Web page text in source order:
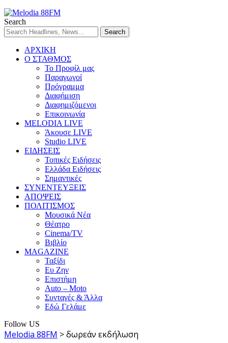
Search
ΑΡΧΙΚΗ
Ο ΣΤΑΘΜΟΣ
Το Προφίλ μας
Παραγωγοί
Πρόγραμμα
Διαφήμιση
Διαφημιζόμενοι
Επικοινωνία
MELODIA LIVE
Άκουσε LIVE
Studio LIVE
ΕΙΔΗΣΕΙΣ
Τοπικές Ειδήσεις
Ελλάδα Ειδήσεις
Σημαντικές
ΣΥΝΕΝΤΕΥΞΕΙΣ
ΑΠΟΨΕΙΣ
ΠΟΛΙΤΙΣΜΟΣ
Μουσικά Νέα
Θέατρο
Cinema/TV
Βιβλίο
MAGAZINE
Ταξίδι
Ευ Ζην
Επιστήμη
Auto – Moto
Συνταγές & Άλλα
Εδώ Γελάμε
Follow US
Melodia 88FM >δωρεάν εκδήλωση